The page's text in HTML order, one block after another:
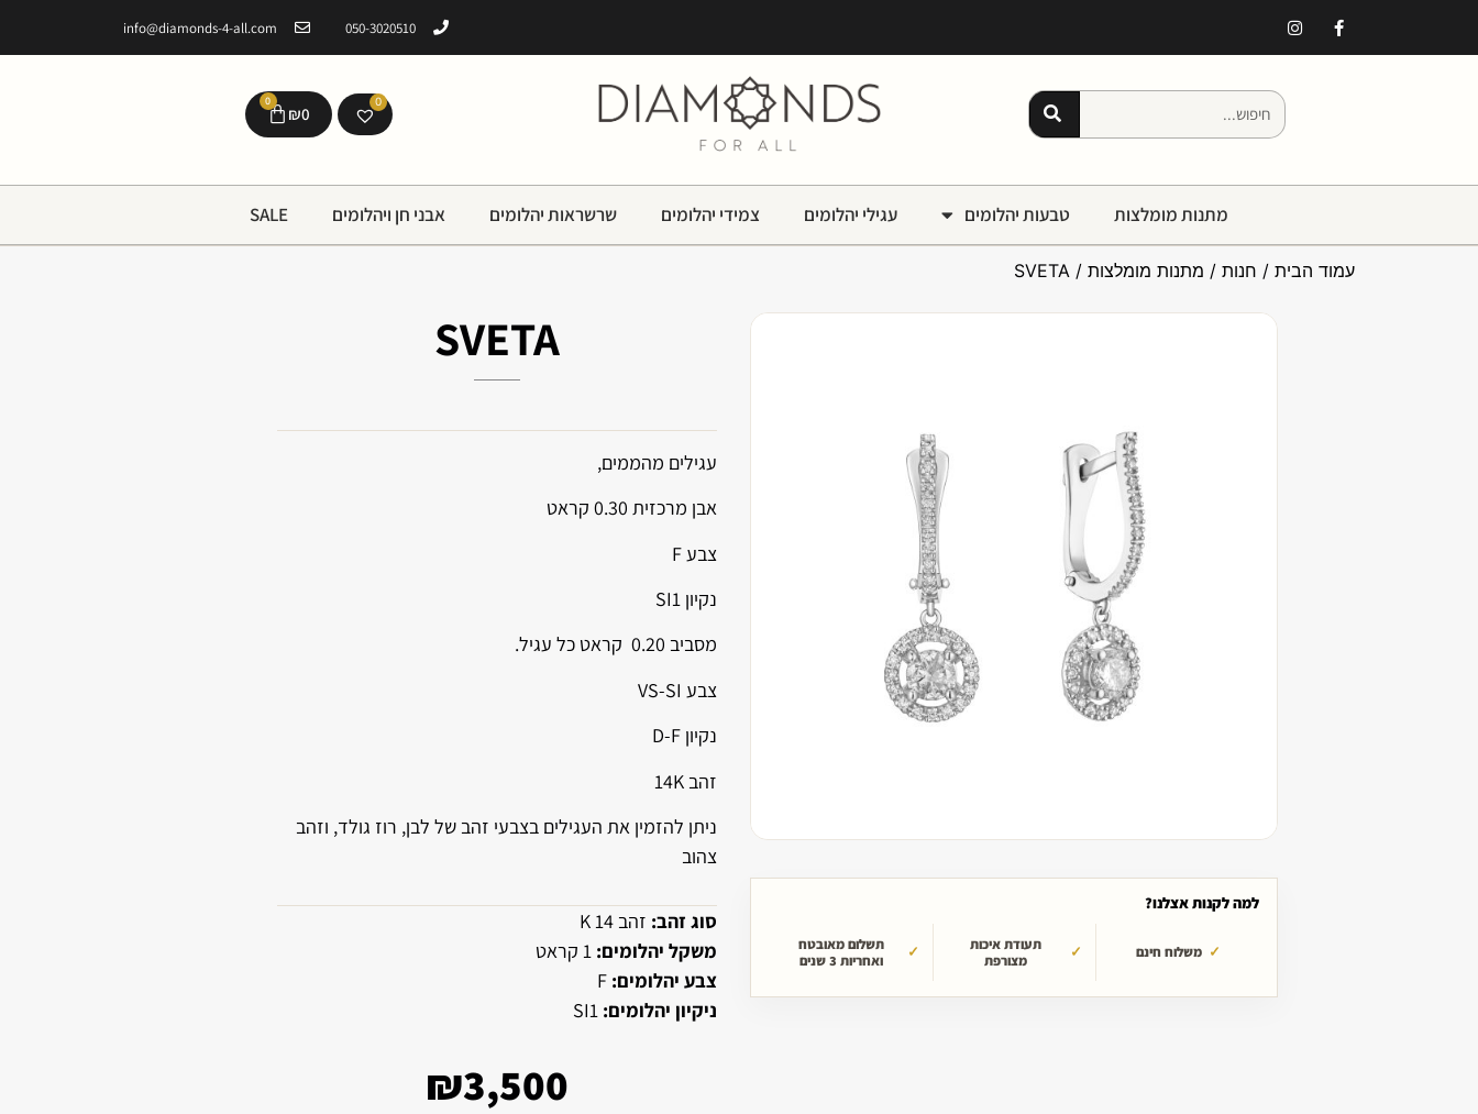
050-3020510
info@diamonds-4-all.com
0
₪0
0
מתנות מומלצות טבעות יהלומים עגילי יהלומים צמידי יהלומים שרשראות יהלומים אבני חן ויהלומים SALE
עמוד הבית / חנות / מתנות מומלצות / SVETA
למה לקנות אצלנו?
משלוח חינם
תעודת איכות
מצורפת
תשלום מאובטח
ואחריות 3 שנים
SVETA
עגילים מהממים,
אבן מרכזית 0.30 קראט
צבע F
נקיון SI1
מסביב 0.20 קראט כל עגיל.
צבע VS-SI
נקיון D-F
זהב 14K
ניתן להזמין את העגילים בצבעי זהב של לבן, רוז גולד, וזהב
צהוב
סוג זהב: זהב 14 K
משקל יהלומים: 1 קראט
צבע יהלומים: F
ניקיון יהלומים: SI1
₪3,500